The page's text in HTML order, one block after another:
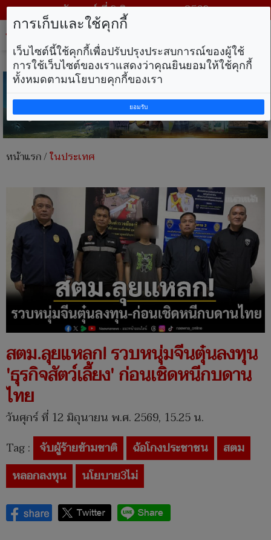
วันเสาร์ ที่ 8 สิงหาคม พ.ศ. 2569
หน้าแรก/ในประเทศ
สตม.ลุยแหลก! รวบหนุ่มจีนตุ๋นลงทุน
'ธุรกิจสัตว์เลี้ยง' ก่อนเชิดหนีกบดาน
ไทย
วันศุกร์ ที่ 12 มิถุนายน พ.ศ. 2569, 15.25 น.
Tag : จับผู้ร้ายข้ามชาติ ฉ้อโกงประชาชน
สตม
หลอกลงทุน
นโยบาย3ไม่
การเก็บและใช้คุกกี้
เว็บไซต์นี้ใช้คุกกี้เพื่อปรับปรุงประสบการณ์ของผู้ใช้
การใช้เว็บไซต์ของเราแสดงว่าคุณยินยอมให้ใช้คุกกี้
ทั้งหมดตามนโยบายคุกกี้ของเรา
ยอมรับ